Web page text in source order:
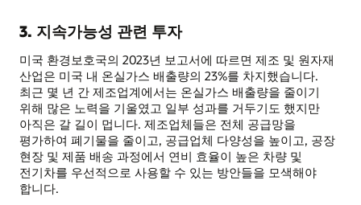
3. 지속가능성 관련 투자
미국 환경보호국의 2023년 보고서에 따르면 제조 및 원자재
산업은 미국 내 온실가스 배출량의 23%를 차지했습니다.
최근 몇 년 간 제조업계에서는 온실가스 배출량을 줄이기
위해 많은 노력을 기울였고 일부 성과를 거두기도 했지만
아직은 갈 길이 멉니다. 제조업체들은 전체 공급망을
평가하여 폐기물을 줄이고, 공급업체 다양성을 높이고, 공장
현장 및 제품 배송 과정에서 연비 효율이 높은 차량 및
전기차를 우선적으로 사용할 수 있는 방안들을 모색해야
합니다.